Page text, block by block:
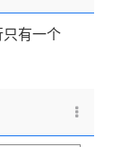
有一个